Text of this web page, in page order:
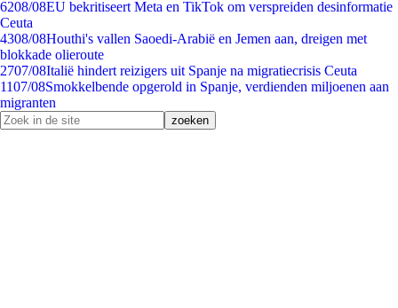
6208/08EU bekritiseert Meta en TikTok om verspreiden desinformatie
Ceuta
4308/08Houthi's vallen Saoedi-Arabië en Jemen aan, dreigen met
blokkade olieroute
2707/08Italië hindert reizigers uit Spanje na migratiecrisis Ceuta
1107/08Smokkelbende opgerold in Spanje, verdienden miljoenen aan
migranten